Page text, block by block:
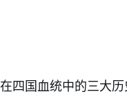
四国血统中的三大